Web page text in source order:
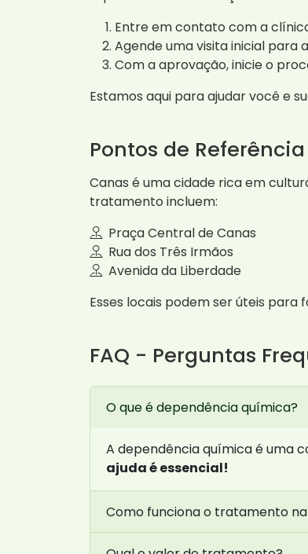
Entre em contato com a
Agende uma visita inicial para
Com a aprovação, inicie o
Estamos aqui para ajudar você e
Pontos de
Canas é uma cidade rica em
tratamento incluem:
Praça Central de Canas
Rua dos Três Irmãos
Avenida da Liberdade
Esses locais podem ser úteis
FAQ - Perguntas
O que é dependência química?
A dependência química é uma
ajuda é essencial!
Como funciona o tratamento